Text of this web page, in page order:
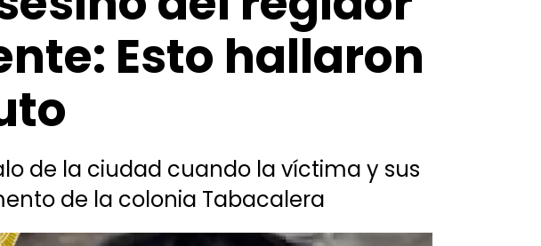
Esto hallaron
de la ciudad cuando la víctima y sus
de la colonia Tabacalera